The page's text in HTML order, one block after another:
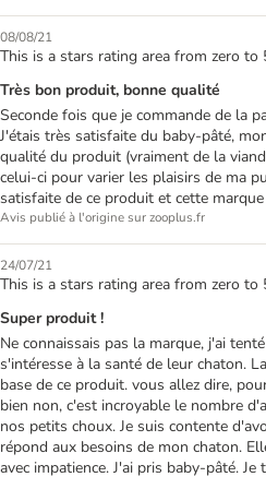
08/08/21
This is a stars rating area from zero to
Très bon produit, bonne qualité
Seconde fois que je commande de la
J'étais très satisfaite du baby-pâté,
qualité du produit (vraiment de la
celui-ci pour varier les plaisirs de ma
satisfaite de ce produit et cette
Avis publié à l'origine sur zooplus.fr
24/07/21
This is a stars rating area from zero to
Super produit !
Ne connaissais pas la marque, j'ai
s'intéresse à la santé de leur chaton.
base de ce produit. vous allez dire,
bien non, c'est incroyable le nombre
nos petits choux. Je suis contente
répond aux besoins de mon chaton.
avec impatience. J'ai pris baby-pâté.